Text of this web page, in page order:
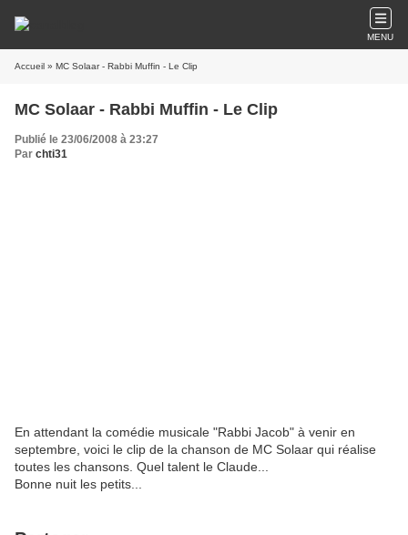
MENU
Accueil » MC Solaar - Rabbi Muffin - Le Clip
MC Solaar - Rabbi Muffin - Le Clip
Publié le 23/06/2008 à 23:27
Par chti31
En attendant la comédie musicale "Rabbi Jacob" à venir en
septembre, voici le clip de la chanson de MC Solaar qui réalise
toutes les chansons. Quel talent le Claude...
Bonne nuit les petits...